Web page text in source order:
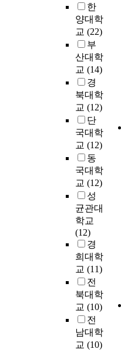
한
양대학
교 (22)
부
산대학
교 (14)
경
북대학
교 (12)
단
국대학
교 (12)
동
국대학
교 (12)
성
균관대
학교
(12)
경
희대학
교 (11)
전
북대학
교 (10)
전
남대학
교 (10)